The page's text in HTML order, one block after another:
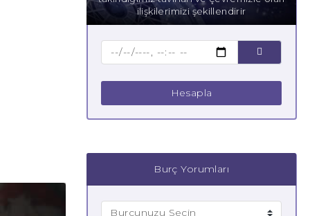
ilişkilerimizi şekillendirir
Hesapla
Burç Yorumları